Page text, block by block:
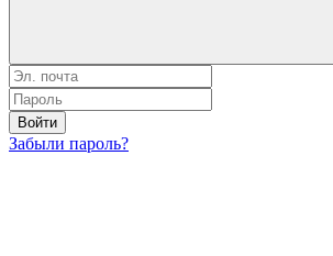
Войти
Забыли пароль?